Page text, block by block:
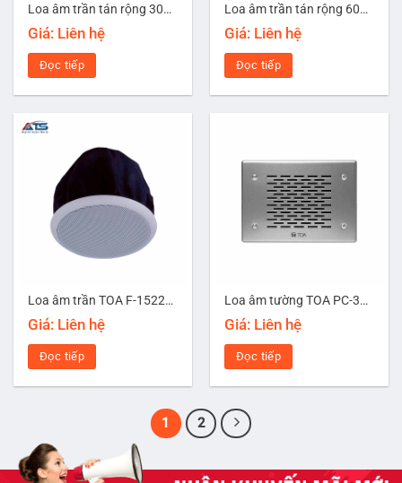
Loa âm trần tán rộng 30W TOA F-2322C
Giá: Liên hệ
Đọc tiếp
Loa âm trần tán rộng 60W TOA F-2852C
Giá: Liên hệ
Đọc tiếp
Loa âm trần TOA F-1522SC
Giá: Liên hệ
Đọc tiếp
Loa âm tường TOA PC-391
Giá: Liên hệ
Đọc tiếp
1 2